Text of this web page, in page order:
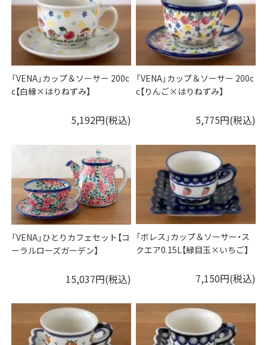
「VENA」カップ＆ソーサー 200c
c【白縁×はりねずみ】
5,192円(税込)
「VENA」カップ＆ソーサー 200c
c【りんご×はりねずみ】
5,775円(税込)
「VENA」ひとりカフェセット【コ
ーラルローズガーデン】
15,037円(税込)
「ボレス」カップ＆ソーサー・ス
クエア0.15L【緑目玉×いちご】
7,150円(税込)